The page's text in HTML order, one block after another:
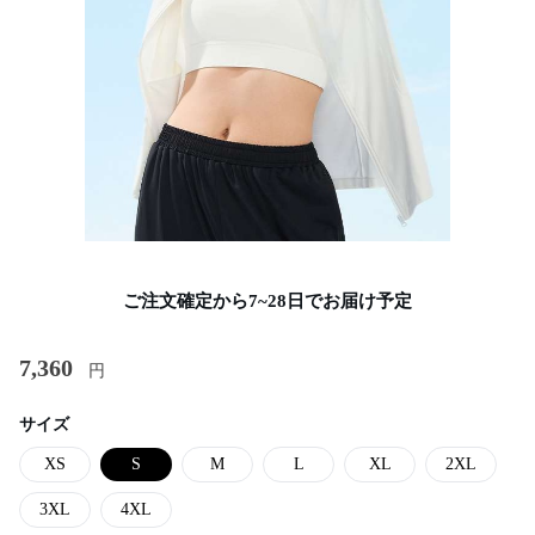
ご注文確定から7~28日でお届け予定
7,360 円
サイズ
XS S M L XL 2XL
3XL 4XL